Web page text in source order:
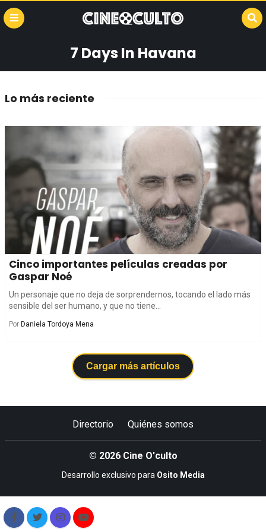
7 Days In Havana
Lo más reciente
Cinco importantes películas creadas por
Gaspar Noé
Un personaje que no deja de sorprendernos, tocando el lado más
sensible del ser humano, y que no tiene...
Por Daniela Tordoya Mena
Cargar más artículos
Directorio Quiénes somos
© 2026 Cine O'culto
Desarrollo exclusivo para Osito Media